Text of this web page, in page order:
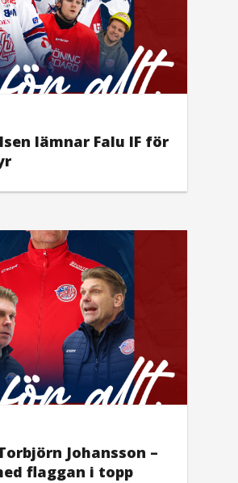
lämnar Falu IF för
Johansson –
flaggan i topp